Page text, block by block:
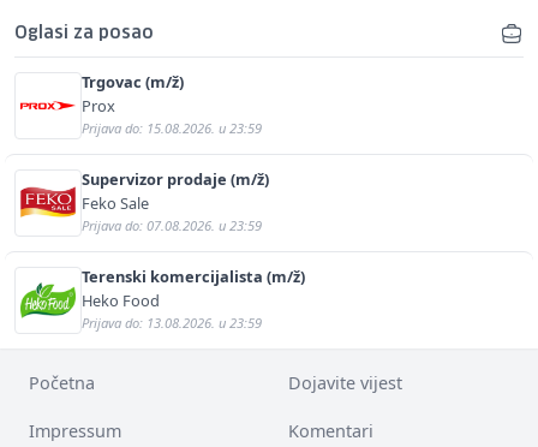
Oglasi za posao
Trgovac (m/ž)
Prox
Prijava do: 15.08.2026. u 23:59
Supervizor prodaje (m/ž)
Feko Sale
Prijava do: 07.08.2026. u 23:59
Terenski komercijalista (m/ž)
Heko Food
Prijava do: 13.08.2026. u 23:59
Početna Dojavite vijest
Impressum Komentari